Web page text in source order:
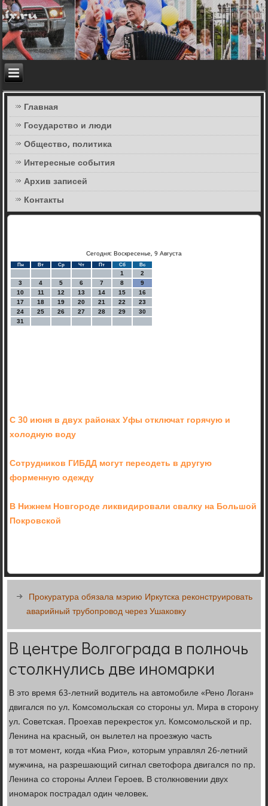
Главная
Государство и люди
Общество, политика
Интересные события
Архив записей
Контакты
Сегодня: Воскресенье, 9 Августа
Пн Вт Ср Чт Пт Сб Вс
1
2
3
4 5 6 7 8
9
10
11 12 13 14 15
16
17
18 19 20 21 22
23
24
25 26 27 28 29
30
31
С 30 июня в двух районах Уфы отключат горячую и
холодную воду
Сотрудников ГИБДД могут переодеть в другую
форменную одежду
В Нижнем Новгороде ликвидировали свалку на Большой
Покровской
Прокуратура обязала мэрию Иркутска реконструировать
аварийный трубопровод через Ушаковку
В центре Волгограда в полночь
столкнулись две иномарки
В это время 63-летний водитель на автомобиле «Рено Логан»
двигался по ул. Комсомольская со стороны ул. Мира в сторону
ул. Советская. Проехав перекресток ул. Комсомольской и пр.
Ленина на красный, он вылетел на проезжую часть
в тот момент, когда «Киа Рио», которым управлял 26-летний
мужчина, на разрешающий сигнал светофора двигался по пр.
Ленина со стороны Аллеи Героев. В столкновении двух
иномарок пострадал один человек.